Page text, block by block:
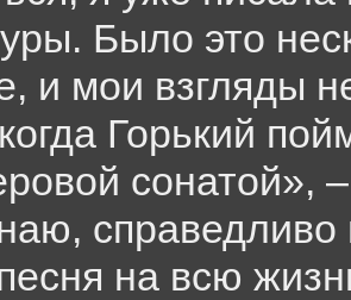
Было это
и мои взгляды
Горький
сонатой»,
справедливо
на всю